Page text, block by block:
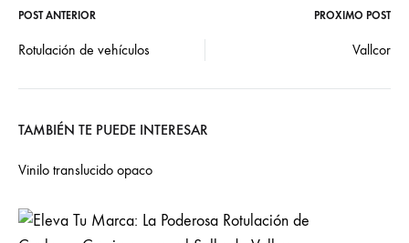
Post
navigation
POST ANTERIOR PRÓXIMO POST
Rotulación de vehículos Vallcor
TAMBIÉN TE PUEDE INTERESAR
Vinilo translucido opaco